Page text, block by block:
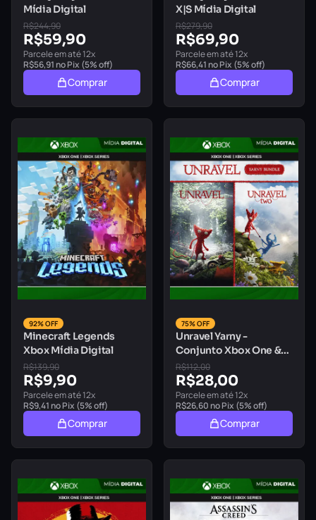
Mídia Digital
R$244,90
R$59,90
Parcele em até 12x
R$56,91 no Pix (5% off)
Comprar
X|S Mídia Digital
R$279,90
R$69,90
Parcele em até 12x
R$66,41 no Pix (5% off)
Comprar
92% OFF
Minecraft Legends
Xbox Mídia Digital
R$139,90
R$9,90
Parcele em até 12x
R$9,41 no Pix (5% off)
Comprar
75% OFF
Unravel Yarny -
Conjunto Xbox One &
Series Mídia Digital
R$112,00
R$28,00
Parcele em até 12x
R$26,60 no Pix (5% off)
Comprar